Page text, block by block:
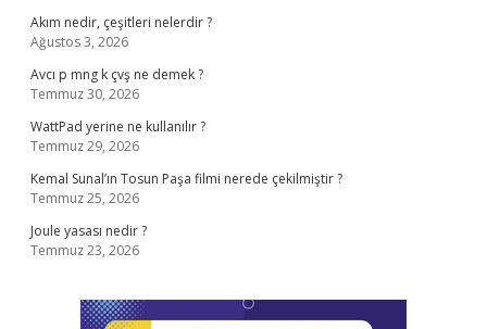
Akım nedir, çeşitleri nelerdir ?
Ağustos 3, 2026
Avcı p mng k çvş ne demek ?
Temmuz 30, 2026
WattPad yerine ne kullanılır ?
Temmuz 29, 2026
Kemal Sunal’ın Tosun Paşa filmi nerede çekilmiştir ?
Temmuz 25, 2026
Joule yasası nedir ?
Temmuz 23, 2026